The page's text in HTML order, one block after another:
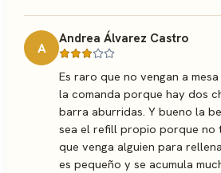
A
Andrea Álvarez Castro
Es raro que no vengan a
la comanda porque hay dos
barra aburridas. Y bueno la
sea el refill propio porque no
que venga alguien para
es pequeño y se acumula